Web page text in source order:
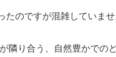
たのですが混雑していませ
隣り合う、自然豊かでの